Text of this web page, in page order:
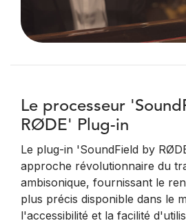
Le processeur
RØDE' Plug-in
Le plug-in 'SoundField by
approche révolutionnaire du
ambisonique, fournissant le
plus précis disponible dans le
l'accessibilité et la facilité